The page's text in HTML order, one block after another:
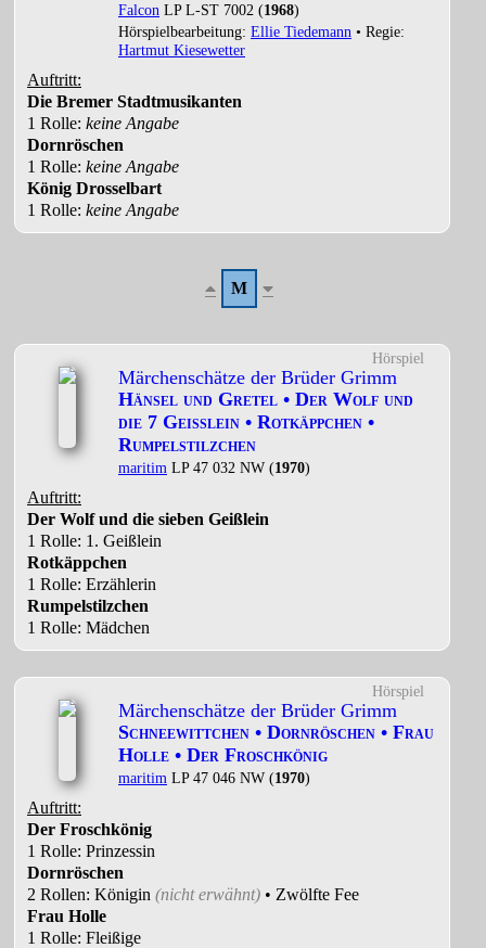
Falcon LP L-ST 7002 (1968)
Hörspielbearbeitung: Ellie Tiedemann • Regie:
Hartmut Kiesewetter
Auftritt:
Die Bremer Stadtmusikanten
1 Rolle: keine Angabe
Dornröschen
1 Rolle: keine Angabe
König Drosselbart
1 Rolle: keine Angabe
M
Hörspiel
Märchenschätze der Brüder Grimm
Hänsel und Gretel • Der Wolf und
die 7 Geisslein • Rotkäppchen •
Rumpelstilzchen
maritim LP 47 032 NW (1970)
Auftritt:
Der Wolf und die sieben Geißlein
1 Rolle: 1. Geißlein
Rotkäppchen
1 Rolle: Erzählerin
Rumpelstilzchen
1 Rolle: Mädchen
Hörspiel
Märchenschätze der Brüder Grimm
Schneewittchen • Dornröschen • Frau
Holle • Der Froschkönig
maritim LP 47 046 NW (1970)
Auftritt:
Der Froschkönig
1 Rolle: Prinzessin
Dornröschen
2 Rollen: Königin (nicht erwähnt) • Zwölfte Fee
Frau Holle
1 Rolle: Fleißige